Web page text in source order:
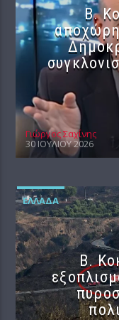
Β.
Γιώργος Σαχίνης
30 ΙΟΥΛΊΟΥ 2026
ΕΛΛΆΔΑ
Β.